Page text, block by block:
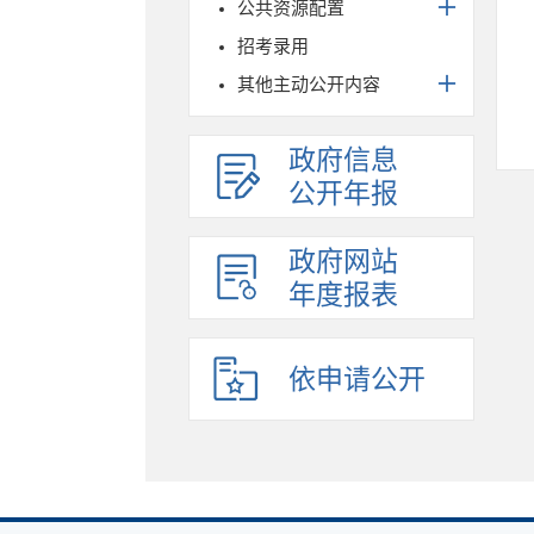
公共资源配置
招考录用
其他主动公开内容
政府信息
公开年报
政府网站
年度报表
依申请公开